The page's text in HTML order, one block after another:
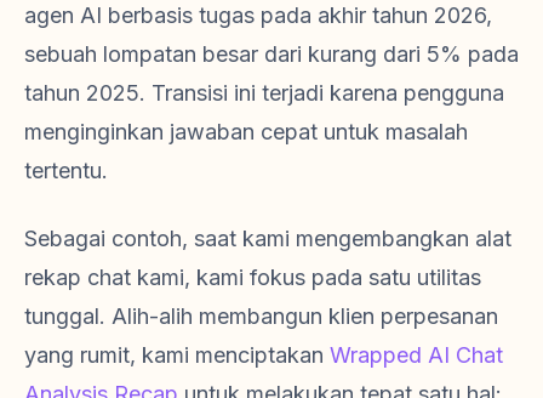
agen AI berbasis tugas pada akhir tahun 2026,
sebuah lompatan besar dari kurang dari 5% pada
tahun 2025. Transisi ini terjadi karena pengguna
menginginkan jawaban cepat untuk masalah
tertentu.
Sebagai contoh, saat kami mengembangkan alat
rekap chat kami, kami fokus pada satu utilitas
tunggal. Alih-alih membangun klien perpesanan
yang rumit, kami menciptakan Wrapped AI Chat